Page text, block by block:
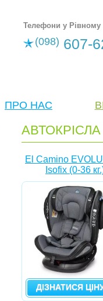
Телефони у Рівному
(098) 607-
ПРО НАС
АВТОКРІСЛА
El Camino
Isofix (0-36
ДІЗНАТИСЯ